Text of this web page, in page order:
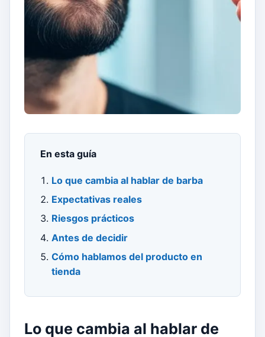
En esta guía
Lo que cambia al hablar de barba
Expectativas reales
Riesgos prácticos
Antes de decidir
Cómo hablamos del producto en
tienda
Lo que cambia al hablar de